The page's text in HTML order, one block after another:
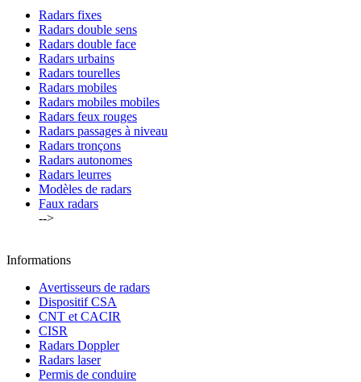
Radars fixes
Radars double sens
Radars double face
Radars urbains
Radars tourelles
Radars mobiles
Radars mobiles mobiles
Radars feux rouges
Radars passages à niveau
Radars tronçons
Radars autonomes
Radars leurres
Modèles de radars
Faux radars
-->
Informations
Avertisseurs de radars
Dispositif CSA
CNT et CACIR
CISR
Radars Doppler
Radars laser
Permis de conduire